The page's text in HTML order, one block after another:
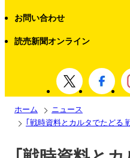
お問い合わせ
読売新聞オンライン
ホーム
ニュース
｢戦時資料とカルタでたどる